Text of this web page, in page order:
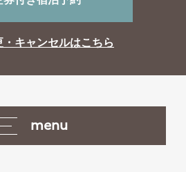
・キャンセルはこちら
menu